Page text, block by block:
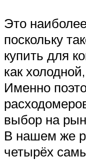
Это
поскольку
купить для
как
Именно
выбор на
В нашем же
четырёх